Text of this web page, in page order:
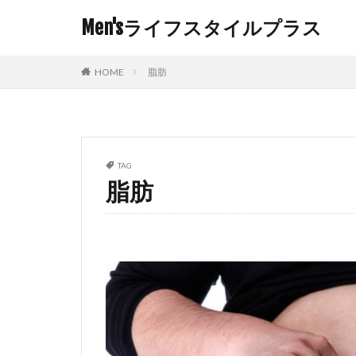
Men'sライフスタイルプラス
HOME 脂肪
TAG
脂肪